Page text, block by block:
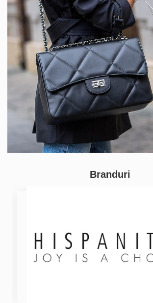
Branduri